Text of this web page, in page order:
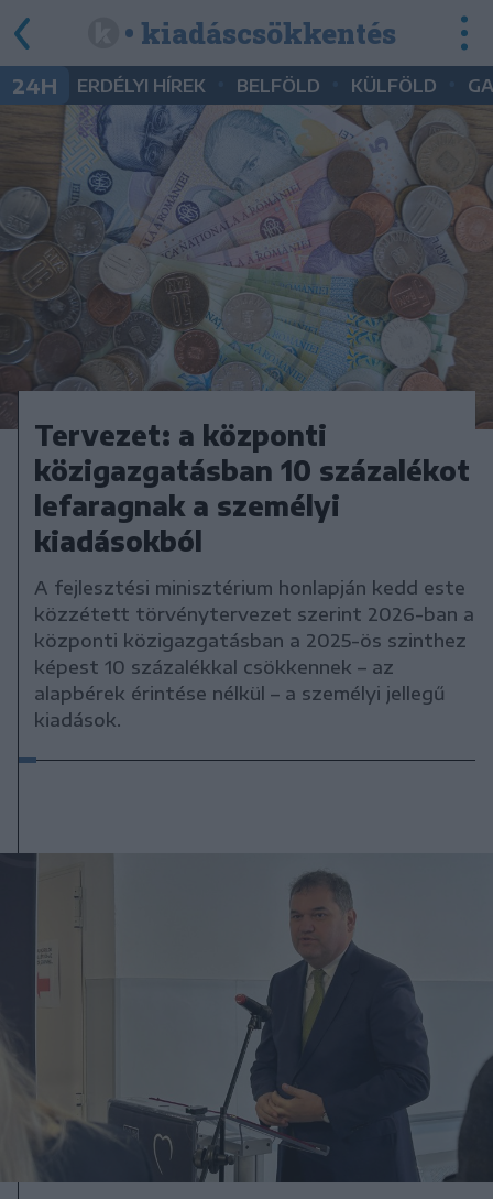
• kiadáscsökkentés
24H ERDÉLYI HÍREK BELFÖLD KÜLFÖLD
Tervezet: a központi
közigazgatásban 10 százalékot
lefaragnak a személyi
kiadásokból
A fejlesztési minisztérium honlapján kedd este
közzétett törvénytervezet szerint 2026-ban a
központi közigazgatásban a 2025-ös szinthez
képest 10 százalékkal csökkennek – az
alapbérek érintése nélkül – a személyi jellegű
kiadások.